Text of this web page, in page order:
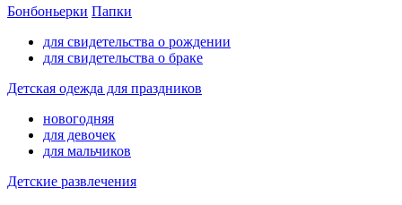
Бонбоньерки Папки
для свидетельства о рождении
для свидетельства о браке
Детская одежда для праздников
новогодняя
для девочек
для мальчиков
Детские развлечения